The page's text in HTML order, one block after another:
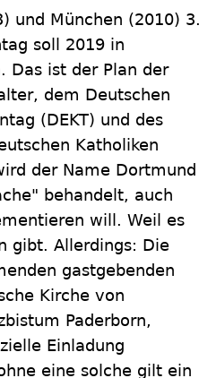
und München (2010) 3.
soll 2019 in
Das ist der Plan der
dem Deutschen
(DEKT) und des
Katholiken
der Name Dortmund
behandelt, auch
will. Weil es
gibt. Allerdings: Die
gastgebenden
Kirche von
Paderborn,
Einladung
eine solche gilt ein